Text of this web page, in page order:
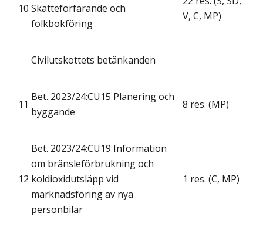
10 Skatteförfarande och
folkbokföring
V, C, MP)
Civilutskottets betänkanden
11
Bet. 2023/24:CU15 Planering och
byggande
8 res. (MP)
12
Bet. 2023/24:CU19 Information
om bränsleförbrukning och
koldioxidutsläpp vid
marknadsföring av nya
personbilar
1 res. (C, MP)